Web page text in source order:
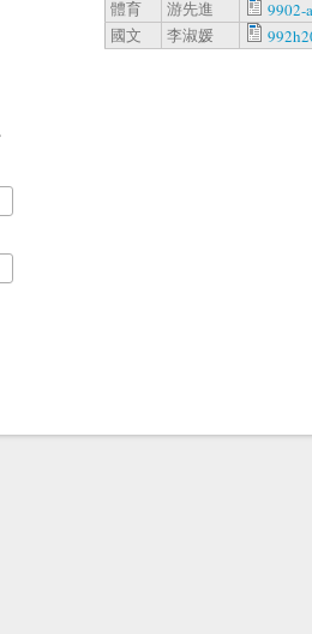
體育
游先進
9902-
國文
李淑媛